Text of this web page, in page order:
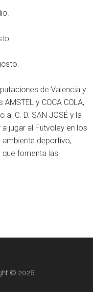
de Valencia y
y COCA COLA,
al C. D. SAN JOSÉ y la
jugar al Futvoley en los
ambiente deportivo,
fomenta las
© 2026